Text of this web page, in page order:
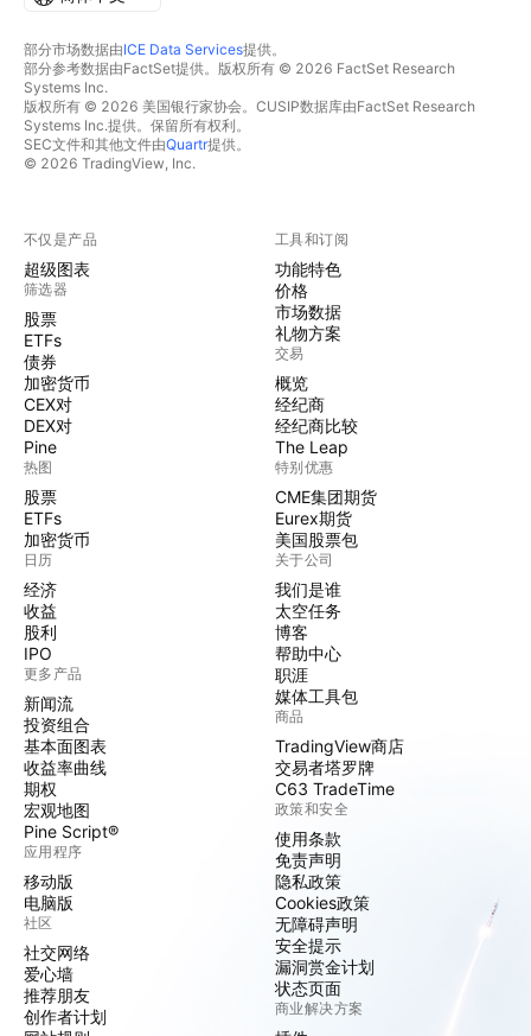
部分市场数据由ICE Data Services提供。
部分参考数据由FactSet提供。版权所有 © 2026 FactSet Research
Systems Inc.
版权所有 © 2026 美国银行家协会。CUSIP数据库由FactSet Research
Systems Inc.提供。保留所有权利。
SEC文件和其他文件由Quartr提供。
© 2026 TradingView, Inc.
不仅是产品
超级图表
筛选器
股票
ETFs
债券
加密货币
CEX对
DEX对
Pine
热图
股票
ETFs
加密货币
日历
经济
收益
股利
IPO
更多产品
新闻流
投资组合
基本面图表
收益率曲线
期权
宏观地图
Pine Script®
应用程序
移动版
电脑版
社区
社交网络
爱心墙
推荐朋友
创作者计划
工具和订阅
功能特色
价格
市场数据
礼物方案
交易
概览
经纪商
经纪商比较
The Leap
特别优惠
CME集团期货
Eurex期货
美国股票包
关于公司
我们是谁
太空任务
博客
帮助中心
职涯
媒体工具包
商品
TradingView商店
交易者塔罗牌
C63 TradeTime
政策和安全
使用条款
免责声明
隐私政策
Cookies政策
无障碍声明
安全提示
漏洞赏金计划
状态页面
商业解决方案